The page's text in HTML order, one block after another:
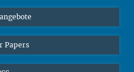
Papers